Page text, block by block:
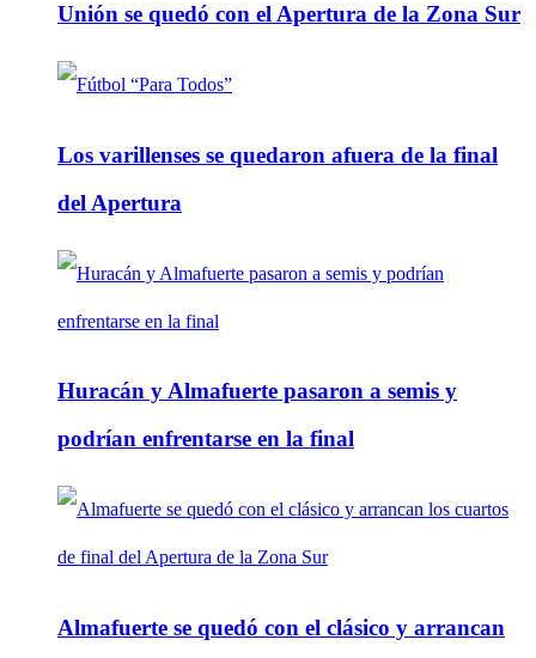
Unión se quedó con el Apertura de la Zona Sur
Los varillenses se quedaron afuera de la final
del Apertura
Huracán y Almafuerte pasaron a semis y
podrían enfrentarse en la final
Almafuerte se quedó con el clásico y arrancan